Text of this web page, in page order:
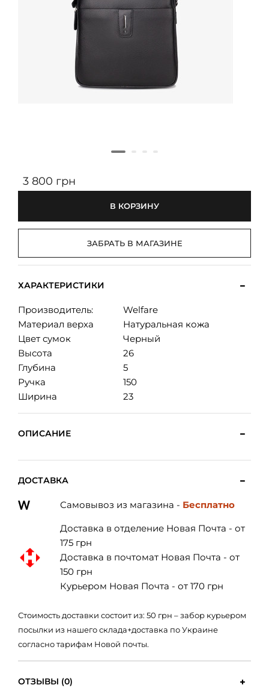
3 800 грн
В КОРЗИНУ
ЗАБРАТЬ В МАГАЗИНЕ
ХАРАКТЕРИСТИКИ
Производитель:
Welfare
Материал верха
Натуральная кожа
Цвет сумок
Черный
Высота
26
Глубина
5
Ручка
150
Ширина
23
ОПИСАНИЕ
ДОСТАВКА
Самовывоз из магазина - Бесплатно
Доставка в отделение Новая Почта - от
175 грн
Доставка в почтомат Новая Почта - от
150 грн
Курьером Новая Почта - от 170 грн
Стоимость доставки состоит из: 50 грн – забор курьером
посылки из нашего склада+доставка по Украине
согласно тарифам Новой почты.
ОТЗЫВЫ (0)